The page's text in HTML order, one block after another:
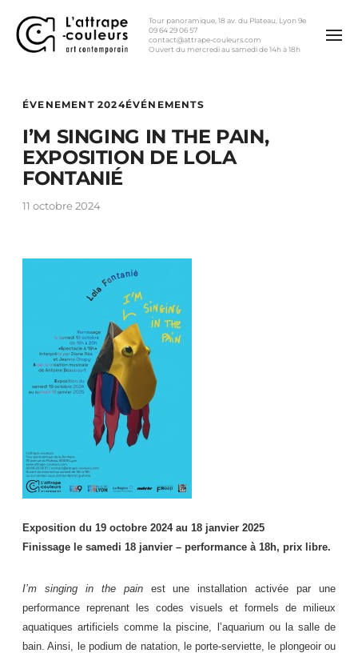
Tour panoramique, 18 av. du Plateau, Lyon 9e
09 64 29 06 57
contact@attrape-couleurs.com
Ouvert du mercredi au samedi de 14h à 18h
ÉVENEMENT 2024ÉVÉNEMENTS
I’M SINGING IN THE PAIN,
EXPOSITION DE LOLA
FONTANIÉ
11 octobre 2024
Exposition du 19 octobre 2024 au 18 janvier 2025
Finissage le samedi 18 janvier – performance à 18h, prix libre.
I’m singing in the painest une installation activée par une
performance reprenant les codes visuels et formels de milieux
aquatiques artificiels comme la piscine, l’aquarium ou la salle de
bain. Ainsi, le podium de natation, le porte-serviette, le plongeoir ou